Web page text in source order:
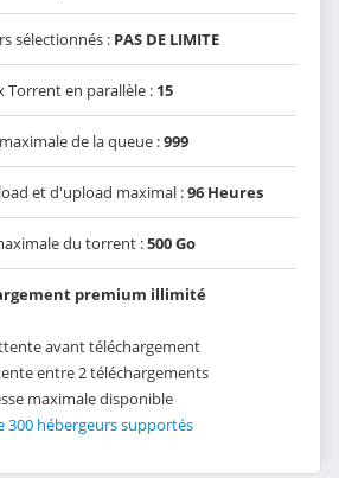
sélectionnés : PAS DE LIMITE
Torrent en parallèle : 15
de la queue :999
et d'upload maximal :96 Heures
du torrent :500 Go
premium illimité
avant téléchargement
entre 2 téléchargements
maximale disponible
300 hébergeurs supportés